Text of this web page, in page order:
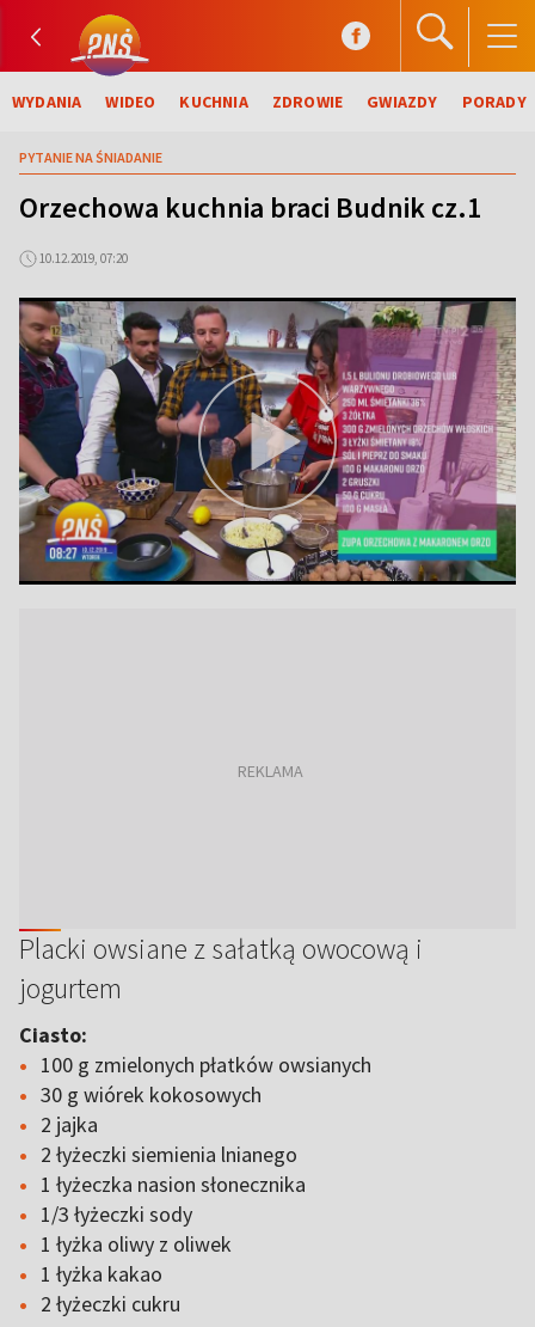
WYDANIA WIDEO KUCHNIA ZDROWIE GWIAZDY PORADY
PYTANIE NA ŚNIADANIE
Orzechowa kuchnia braci Budnik cz.1
10.12.2019, 07:20
Placki owsiane z sałatką owocową i
jogurtem
Ciasto:
100 g zmielonych płatków owsianych
30 g wiórek kokosowych
2 jajka
2 łyżeczki siemienia lnianego
1 łyżeczka nasion słonecznika
1/3 łyżeczki sody
1 łyżka oliwy z oliwek
1 łyżka kakao
2 łyżeczki cukru